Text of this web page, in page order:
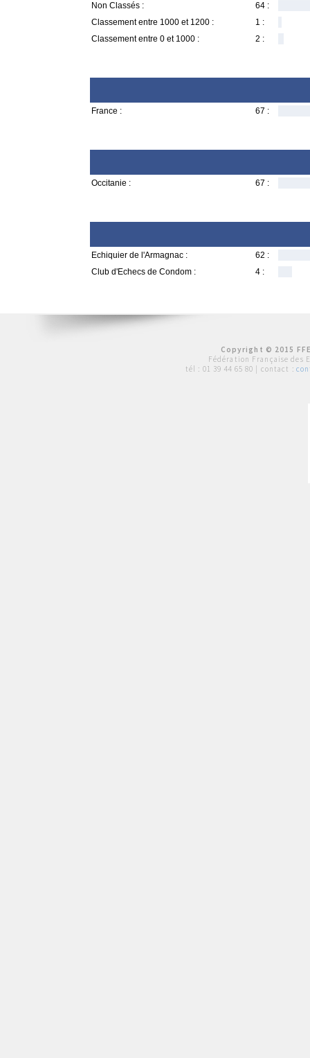
Non Classés :
64 :
Classement entre 1000 et 1200 :
1 :
Classement entre 0 et 1000 :
2 :
France : 67 :
Occitanie : 67 :
Echiquier de l'Armagnac :
62 :
Club d'Echecs de Condom :
4 :
Copyright © 2015
Fédération Française des
tél : 01 39 44 65 80 | contact :